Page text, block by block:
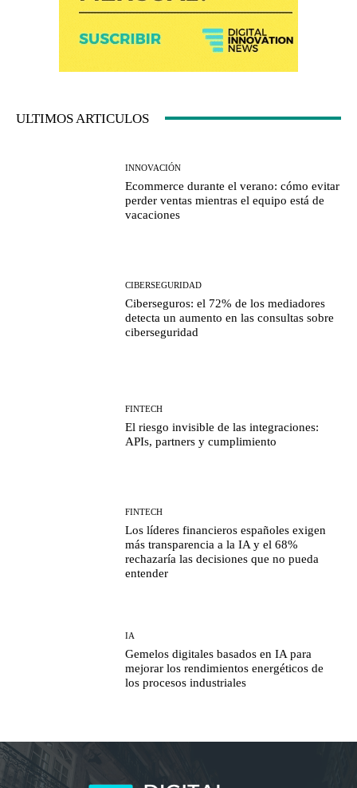
ULTIMOS ARTICULOS
INNOVACIÓN
Ecommerce durante el verano: cómo evitar
perder ventas mientras el equipo está de
vacaciones
CIBERSEGURIDAD
Ciberseguros: el 72% de los mediadores
detecta un aumento en las consultas sobre
ciberseguridad
FINTECH
El riesgo invisible de las integraciones:
APIs, partners y cumplimiento
FINTECH
Los líderes financieros españoles exigen
más transparencia a la IA y el 68%
rechazaría las decisiones que no pueda
entender
IA
Gemelos digitales basados en IA para
mejorar los rendimientos energéticos de
los procesos industriales